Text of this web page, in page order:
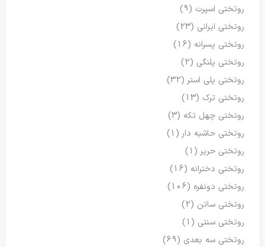
روتختی اسپرت (9)
روتختی ایرانی (23)
روتختی پسرانه (16)
روتختی پلنگی (2)
روتختی پلی استر (32)
روتختی ترک (13)
روتختی چهل تکه (3)
روتختی حاشیه دار (1)
روتختی حریر (1)
روتختی دخترانه (16)
روتختی دونفره (106)
روتختی ساتن (2)
روتختی سنتی (1)
روتختی سه بعدی (69)